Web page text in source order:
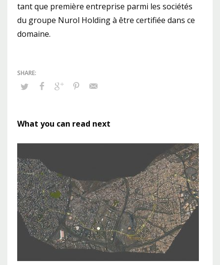
tant que première entreprise parmi les sociétés
du groupe Nurol Holding à être certifiée dans ce
domaine.
What you can read next